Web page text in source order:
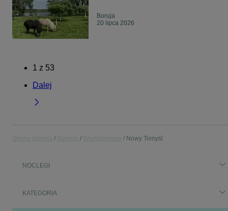
Boruja
20 lipca 2026
1 z 53
Dalej
Nowy Tomyśl
NOCLEGI
KATEGORIA